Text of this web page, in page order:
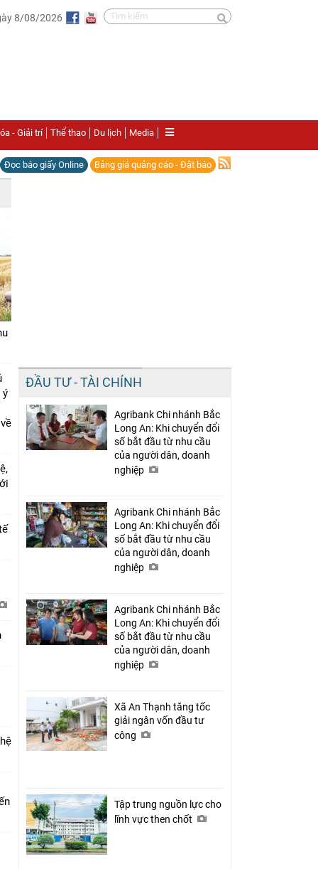
8/08/2026
- Giải trí Thể thao Du lịch Media
Đọc báo giấy Online Bảng giá quảng cáo - Đặt báo
Chia sẻ
Facebook
ý
ĐẦU TƯ - TÀI CHÍNH
Agribank Chi nhánh Bắc
Long An: Khi chuyển đổi
số bắt đầu từ nhu cầu
của người dân, doanh
nghiệp
Agribank Chi nhánh Bắc
Long An: Khi chuyển đổi
số bắt đầu từ nhu cầu
của người dân, doanh
nghiệp
Agribank Chi nhánh Bắc
Long An: Khi chuyển đổi
số bắt đầu từ nhu cầu
của người dân, doanh
nghiệp
Xã An Thạnh tăng tốc
giải ngân vốn đầu tư
công
Tập trung nguồn lực cho
lĩnh vực then chốt